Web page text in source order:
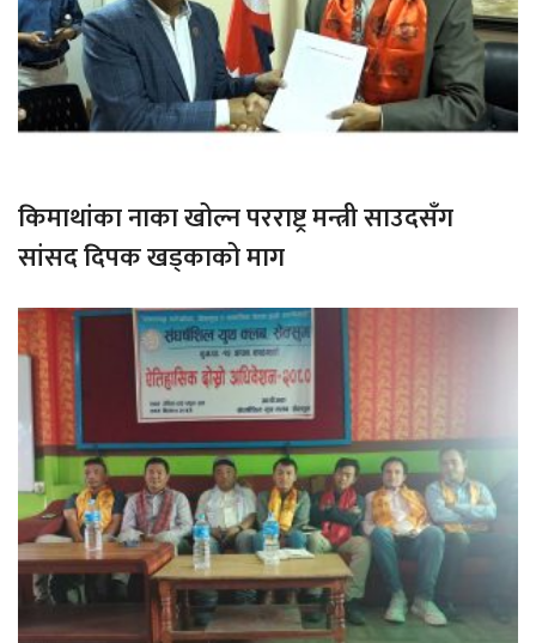
किमाथांका नाका खोल्न परराष्ट्र मन्त्री साउदसँग
सांसद दिपक खड्काको माग